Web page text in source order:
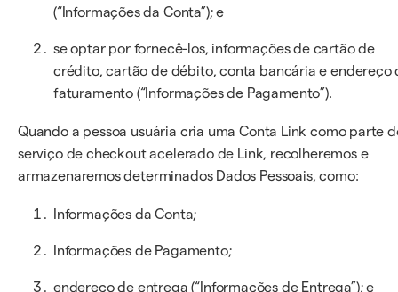
(“Informações da Conta”); e
se optar por fornecê-los, informações de cartão de
crédito, cartão de débito, conta bancária e endereço
faturamento (“Informações de Pagamento”).
Quando a pessoa usuária cria uma Conta Link como parte
serviço de checkout acelerado de Link, recolheremos e
armazenaremos determinados Dados Pessoais, como:
Informações da Conta;
Informações de Pagamento;
endereço de entrega (“Informações de Entrega”); e